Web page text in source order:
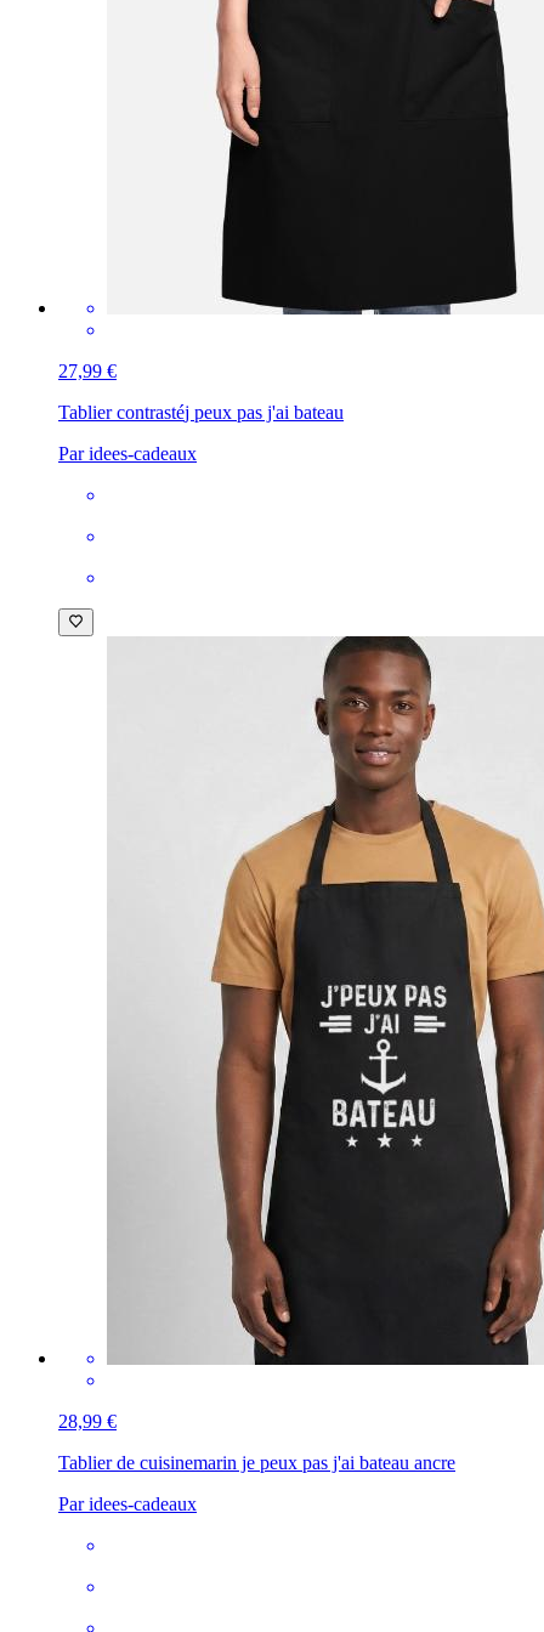
27,99 €
Tablier contrastéj peux pas j'ai bateau
Par idees-cadeaux
28,99 €
Tablier de cuisinemarin je peux pas j'ai bateau ancre
Par idees-cadeaux